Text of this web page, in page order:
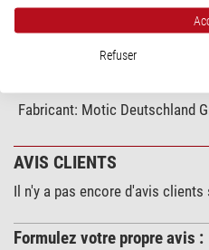
Référence fournisseur
Fabricant: Motic Deutschland
AVIS CLIENTS
Il n'y a pas encore d'avis
Formulez votre propre avis :
Refuser